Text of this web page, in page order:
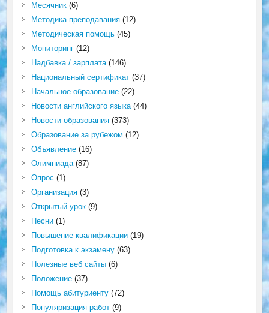
Месячник(6)
Методика преподавания(12)
Методическая помощь(45)
Мониторинг(12)
Надбавка / зарплата(146)
Национальный сертификат(37)
Начальное образование(22)
Новости английского языка(44)
Новости образования(373)
Образование за рубежом (12)
Объявление(16)
Олимпиада(87)
Опрос (1)
Организация(3)
Открытый урок(9)
Песни(1)
Повышение квалификации(19)
Подготовка к экзамену(63)
Полезные веб сайты(6)
Положение(37)
Помощь абитуриенту(72)
Популяризация работ(9)